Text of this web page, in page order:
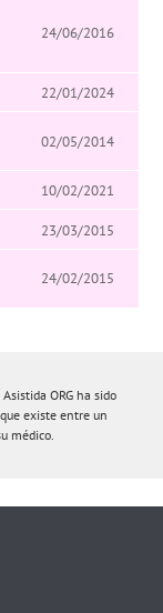
24/06/2016
22/01/2024
02/05/2014
10/02/2021
23/03/2015
24/02/2015
ORG ha sido
existe entre un
médico.